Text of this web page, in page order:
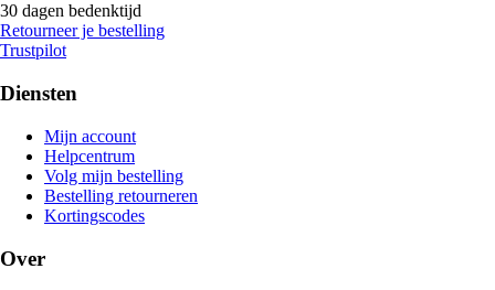
30 dagen bedenktijd
Retourneer je bestelling
Trustpilot
Diensten
Mijn account
Helpcentrum
Volg mijn bestelling
Bestelling retourneren
Kortingscodes
Over